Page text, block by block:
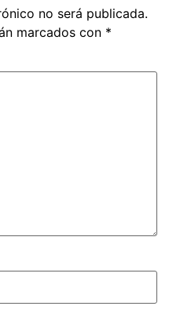
no será publicada.
marcados con *